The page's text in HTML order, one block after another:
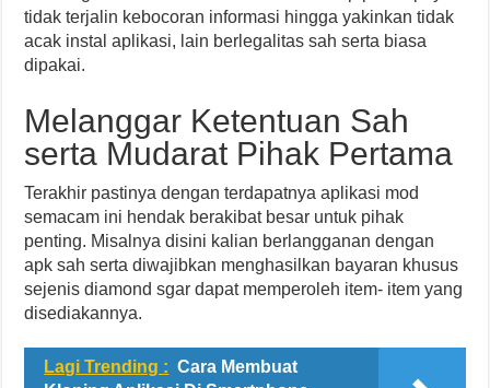
tidak terjalin kebocoran informasi hingga yakinkan tidak
acak instal aplikasi, lain berlegalitas sah serta biasa
dipakai.
Melanggar Ketentuan Sah
serta Mudarat Pihak Pertama
Terakhir pastinya dengan terdapatnya aplikasi mod
semacam ini hendak berakibat besar untuk pihak
penting. Misalnya disini kalian berlangganan dengan
apk sah serta diwajibkan menghasilkan bayaran khusus
sejenis diamond sgar dapat memperoleh item- item yang
disediakannya.
Lagi Trending : Cara Membuat